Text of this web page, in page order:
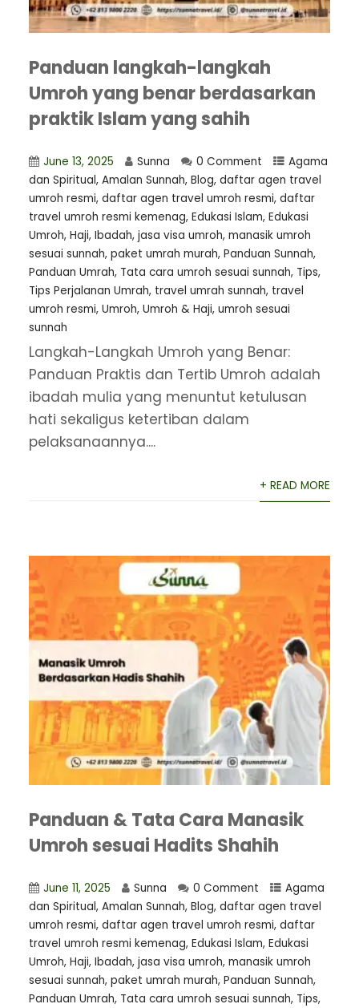
Panduan langkah-langkah
Umroh yang benar berdasarkan
praktik Islam yang sahih
June 13, 2025 Sunna 0 Comment
Agama
dan Spiritual, Amalan Sunnah, Blog, ⁠daftar agen travel
umroh resmi, daftar agen travel umroh resmi, daftar
travel umroh resmi kemenag, Edukasi Islam, Edukasi
Umroh, Haji, Ibadah, jasa visa umroh, manasik umroh
sesuai sunnah, paket umrah murah, Panduan Sunnah,
Panduan Umrah, Tata cara umroh sesuai sunnah, Tips,
Tips Perjalanan Umrah, travel umrah sunnah, travel
umroh resmi, Umroh, Umroh & Haji, umroh sesuai
sunnah
Langkah-Langkah Umroh yang Benar:
Panduan Praktis dan Tertib Umroh adalah
ibadah mulia yang menuntut ketulusan
hati sekaligus ketertiban dalam
pelaksanaannya....
+ READ MORE
Panduan & Tata Cara Manasik
Umroh sesuai Hadits Shahih
June 11, 2025 Sunna 0 Comment
Agama
dan Spiritual, Amalan Sunnah, Blog, daftar agen travel
umroh resmi, ⁠daftar agen travel umroh resmi, daftar
travel umroh resmi kemenag, Edukasi Islam, Edukasi
Umroh, Haji, Ibadah, jasa visa umroh, manasik umroh
sesuai sunnah, paket umrah murah, Panduan Sunnah,
Panduan Umrah, Tata cara umroh sesuai sunnah, Tips,